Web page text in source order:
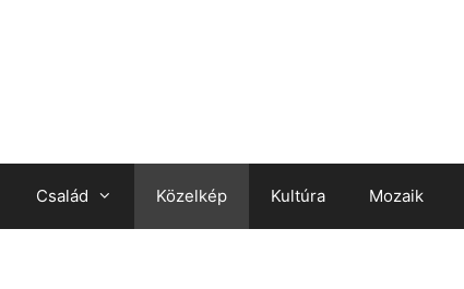
Család Közelkép Kultúra Mozaik